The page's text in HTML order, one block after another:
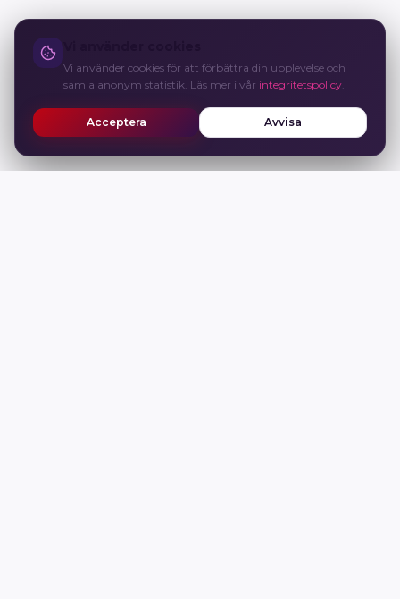
Vi använder cookies för att förbättra din upplevelse och
samla anonym statistik. Läs mer i vår integritetspolicy.
Acceptera Avvisa